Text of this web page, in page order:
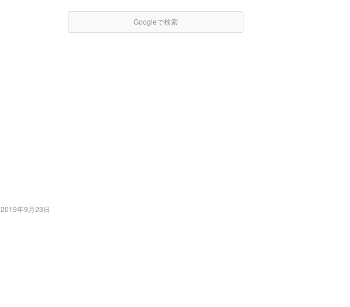
2019年9月23日
Googleで検索